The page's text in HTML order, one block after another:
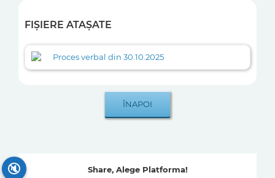
FIȘIERE ATAȘATE
Proces verbal din 30.10.2025
Share, Alege Platforma!
🔇